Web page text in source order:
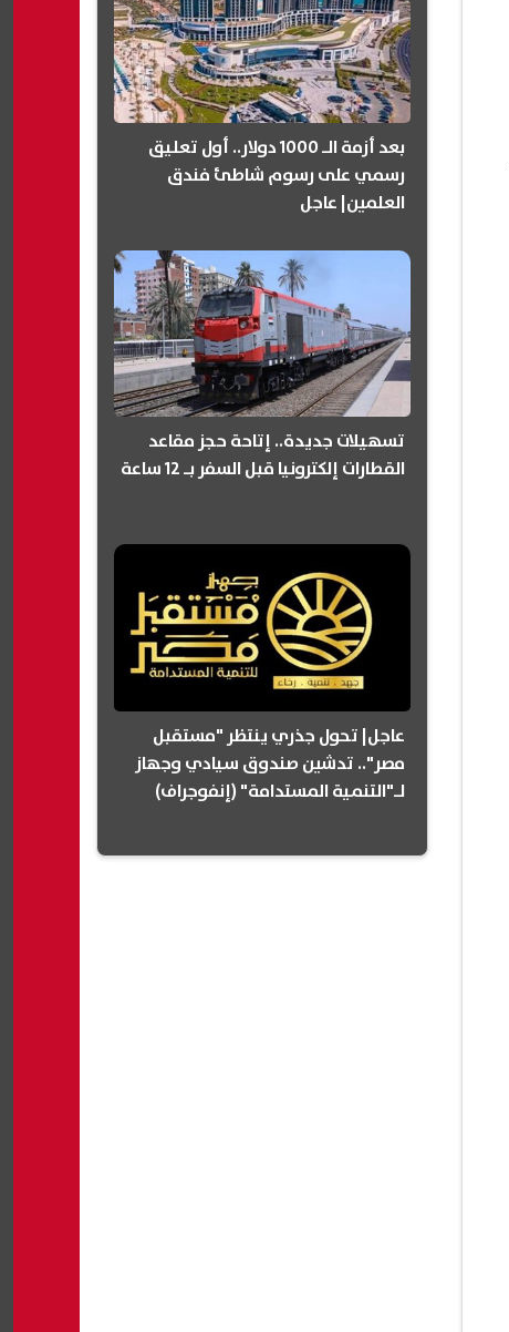
بعد أزمة الـ 1000 دولار.. أول تعليق
رسمي على رسوم شاطئ فندق
العلمين| عاجل
تسهيلات جديدة.. إتاحة حجز مقاعد
القطارات إلكترونيا قبل السفر بـ 12 ساعة
عاجل| تحول جذري ينتظر "مستقبل
مصر".. تدشين صندوق سيادي وجهاز
لـ"التنمية المستدامة" (إنفوجراف)